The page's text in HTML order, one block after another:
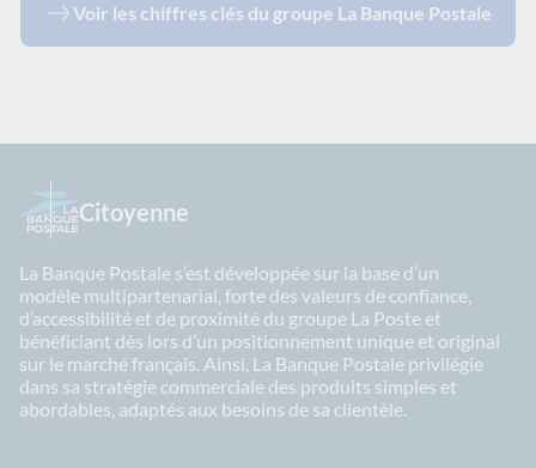
Voir les chiffres clés du groupe La Banque Postale
Citoyenne
La Banque Postale s’est développée sur la base d’un
modèle multipartenarial, forte des valeurs de confiance,
d’accessibilité et de proximité du groupe La Poste et
bénéficiant dès lors d’un positionnement unique et original
sur le marché français. Ainsi, La Banque Postale privilégie
dans sa stratégie commerciale des produits simples et
abordables, adaptés aux besoins de sa clientèle.